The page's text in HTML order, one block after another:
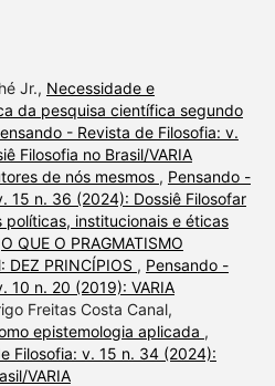
Jr., Necessidade e
da pesquisa científica segundo
- Revista de Filosofia: v.
Filosofia no Brasil/VARIA
de nós mesmos , Pensando -
15 n. 36 (2024): Dossiê Filosofar
políticas, institucionais e éticas
O QUE O PRAGMATISMO
DEZ PRINCÍPIOS , Pensando -
10 n. 20 (2019): VARIA
Freitas Costa Canal,
epistemologia aplicada ,
Filosofia: v. 15 n. 34 (2024):
VARIA